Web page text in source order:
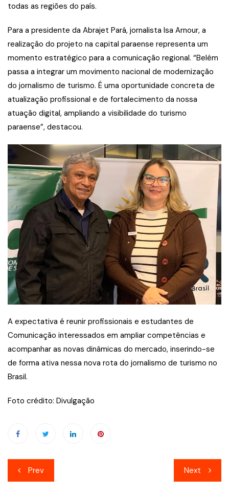
todas as regiões do país.
Para a presidente da Abrajet Pará, jornalista Isa Arnour, a
realização do projeto na capital paraense representa um
momento estratégico para a comunicação regional. “Belém
passa a integrar um movimento nacional de modernização
do jornalismo de turismo. É uma oportunidade concreta de
atualização profissional e de fortalecimento da nossa
atuação digital, ampliando a visibilidade do turismo
paraense”, destacou.
A expectativa é reunir profissionais e estudantes de
Comunicação interessados em ampliar competências e
acompanhar as novas dinâmicas do mercado, inserindo-se
de forma ativa nessa nova rota do jornalismo de turismo no
Brasil.
Foto crédito: Divulgação
Navegação
de
Prev Next